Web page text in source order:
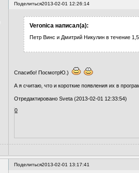
Поделиться2013-02-01 12:26:14
Veronica написал(а):
Петр Винс и Дмитрий Никулин в течение
Спасибо! ПосмотрЮ.)
А я считаю, что и короткие появления их в
Отредактировано Sveta (2013-02-01 12:33:54)
0
Поделиться2013-02-01 13:17:41